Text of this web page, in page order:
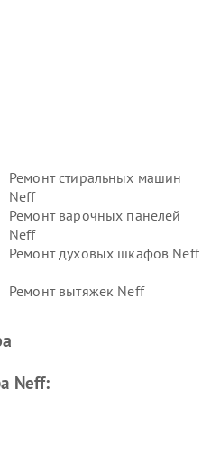
Ремонт стиральных машин
Neff
Ремонт варочных панелей
Neff
Ремонт духовых шкафов Neff
Ремонт вытяжек Neff
Neff: